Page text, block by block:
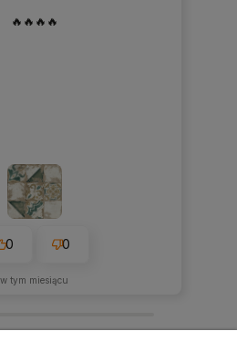
🔥🔥🔥🔥
0 0
w tym miesiącu